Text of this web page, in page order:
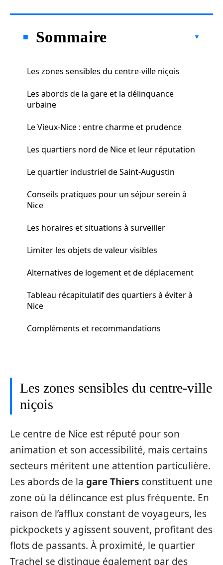
Sommaire
Les zones sensibles du centre-ville niçois
Les abords de la gare et la délinquance
urbaine
Le Vieux-Nice : entre charme et prudence
Les quartiers nord de Nice et leur réputation
Le quartier industriel de Saint-Augustin
Conseils pratiques pour un séjour serein à
Nice
Les horaires et situations à surveiller
Limiter les objets de valeur visibles
Alternatives de logement et de déplacement
Tableau récapitulatif des quartiers à éviter à
Nice
Compléments et recommandations
Les zones sensibles du centre-ville
niçois
Le centre de Nice est réputé pour son
animation et son accessibilité, mais certains
secteurs méritent une attention particulière.
Les abords de la gare Thiers constituent une
zone où la délincance est plus fréquente. En
raison de l’afflux constant de voyageurs, les
pickpockets y agissent souvent, profitant des
flots de passants. À proximité, le quartier
Trachel se distingue également par des